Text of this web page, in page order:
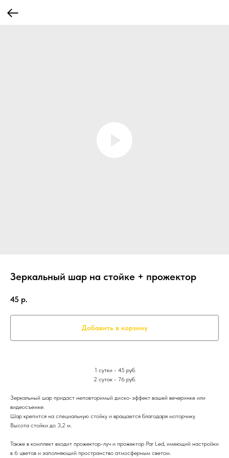
Зеркальный шар на стойке + прожектор
45 р.
Добавить в корзину
1 сутки - 45 руб.
2 суток - 76 руб.
Зеркальный шар придаст неповторимый диско-эффект вашей вечеринке или
видеосъемке.
Шар крепится на специальную стойку и вращается благодаря моторчику
Высота стойки до 3,2 м.
Также в комплект входит прожектор-луч и прожектор Par Led, имеющий настройки
в 6 цветов и заполняющий пространство атмосферным светом.